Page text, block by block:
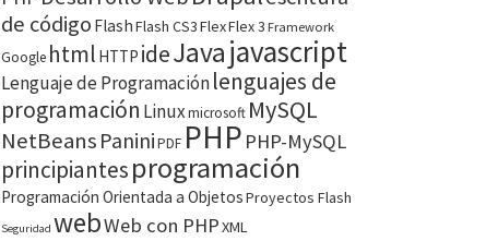
de código FlashFlash CS3FlexFlex 3 Framework
Google html HTTP ideJavajavascript
Lenguaje de Programaciónlenguajes de
programación Linuxmicrosoft MySQL
NetBeans PaniniPDF PHP PHP-MySQL
principiantesprogramación
Programación Orientada a ObjetosProyectos Flash
Seguridad webWeb con PHPXML